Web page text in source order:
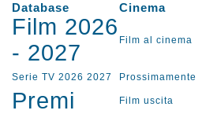
Database Cinema
Film 2026
- 2027 Film al cinema
Serie TV 2026 2027 Prossimamente
Premi Film uscita